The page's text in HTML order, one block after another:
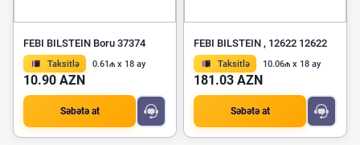
FEBI BILSTEIN Boru 37374
Taksitlə 0.61₼ x 18 ay
10.90 AZN
Səbətə at
FEBI BILSTEIN , 12622 12622
Taksitlə 10.06₼ x 18 ay
181.03 AZN
Səbətə at